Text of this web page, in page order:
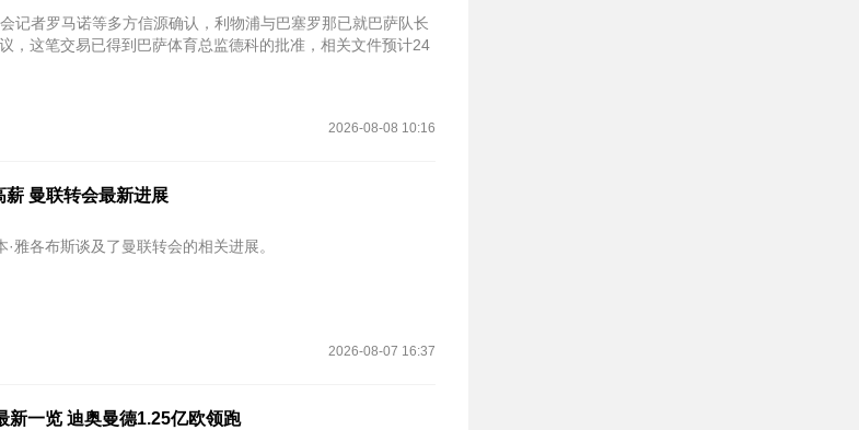
记者罗马诺等多方信源确认，利物浦与巴塞罗那已就巴萨队长
，这笔交易已得到巴萨体育总监德科的批准，相关文件预计24
2026-08-08 10:16
薪 曼联转会最新进展
雅各布斯谈及了曼联转会的相关进展。
2026-08-07 16:37
新一览 迪奥曼德1.25亿欧领跑